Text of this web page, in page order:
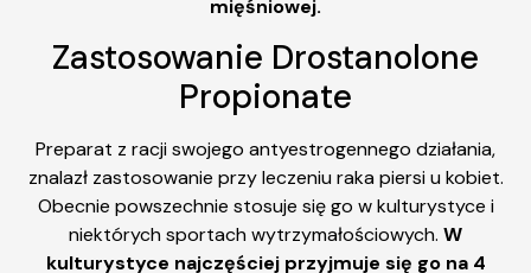
mięśniowej.
Zastosowanie Drostanolone
Propionate
Preparat z racji swojego antyestrogennego działania,
znalazł zastosowanie przy leczeniu raka piersi u kobiet.
Obecnie powszechnie stosuje się go w kulturystyce i
niektórych sportach wytrzymałościowych. W
kulturystyce najczęściej przyjmuje się go na 4